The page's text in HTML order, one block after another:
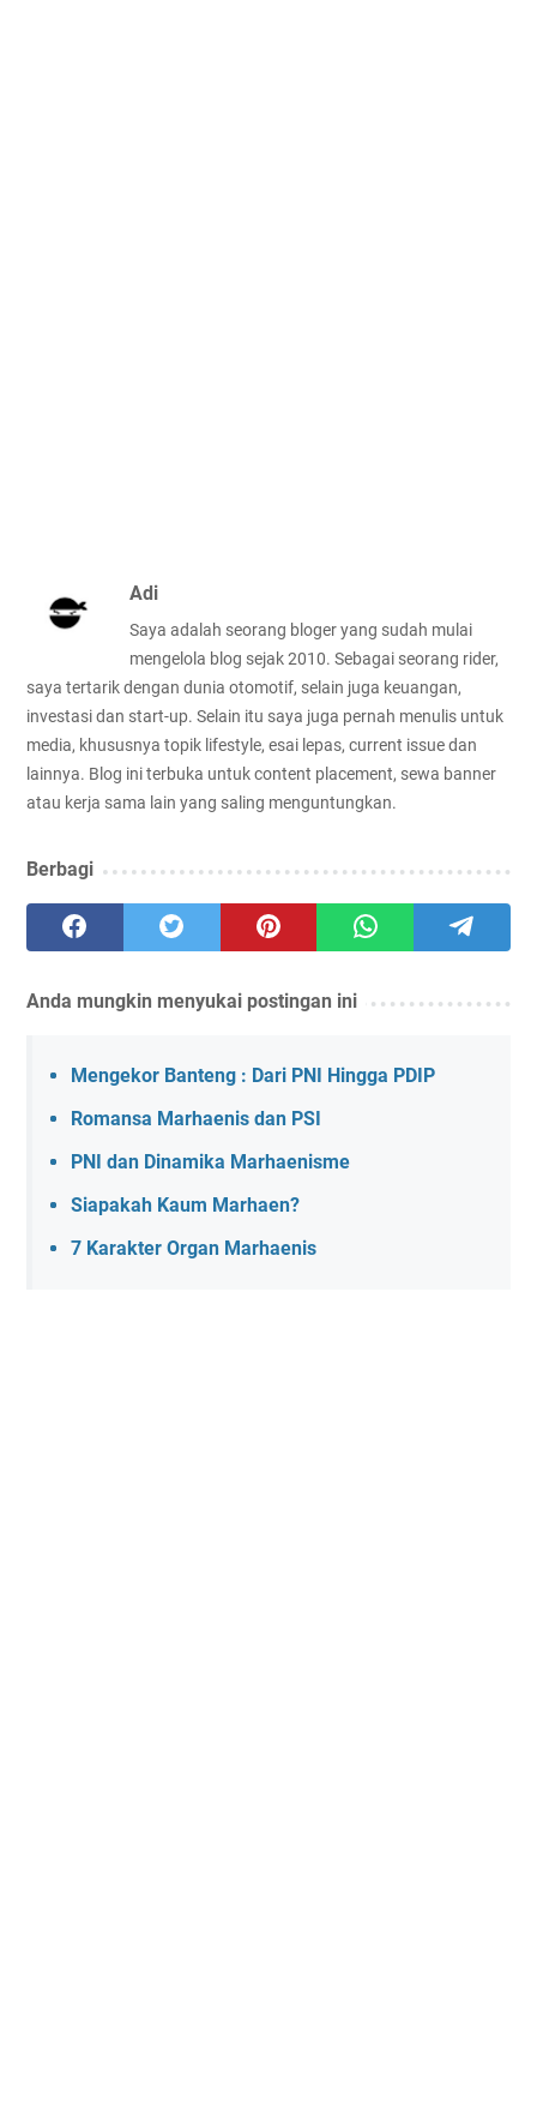
Adi
Saya adalah seorang bloger yang sudah mulai
mengelola blog sejak 2010. Sebagai seorang rider,
saya tertarik dengan dunia otomotif, selain juga keuangan,
investasi dan start-up. Selain itu saya juga pernah menulis untuk
media, khususnya topik lifestyle, esai lepas, current issue dan
lainnya. Blog ini terbuka untuk content placement, sewa banner
atau kerja sama lain yang saling menguntungkan.
Berbagi
Anda mungkin menyukai postingan ini
Mengekor Banteng : Dari PNI Hingga PDIP
Romansa Marhaenis dan PSI
PNI dan Dinamika Marhaenisme
Siapakah Kaum Marhaen?
7 Karakter Organ Marhaenis